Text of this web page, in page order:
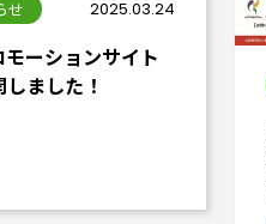
せ 2025.03.24
ーションサイト
しました！